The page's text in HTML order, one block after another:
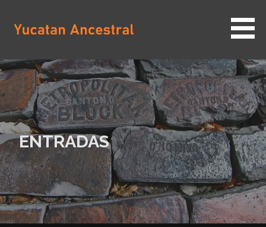
contenido
YUCATAN ANCESTRAL
ENTRADAS